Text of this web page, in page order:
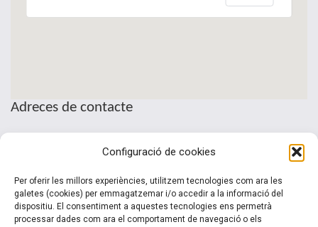
Configuració de cookies
Per oferir les millors experiències, utilitzem tecnologies com ara les
galetes (cookies) per emmagatzemar i/o accedir a la informació del
dispositiu. El consentiment a aquestes tecnologies ens permetrà
processar dades com ara el comportament de navegació o els
Adreces de contacte
Telèfon: (+34) 937 361 100
clubinternacionalitzacio@cecot.org.